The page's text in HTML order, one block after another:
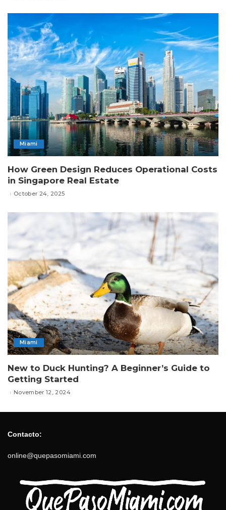
Miami
How Green Design Reduces Operational Costs
in Singapore Real Estate
October 24, 2025
Miami
New to Duck Hunting? A Beginner’s Guide to
Getting Started
November 12, 2024
Contacto:
online@quepasomiami.com